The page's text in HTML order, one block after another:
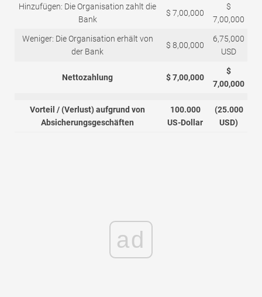
Hinzufügen: Die Organisation zahlt die
Bank
$ 7,00,000
$
7,00,000
Weniger: Die Organisation erhält von
der Bank
$ 8,00,000
6,75,000
USD
Nettozahlung $ 7,00,000
$
7,00,000
Vorteil / (Verlust) aufgrund von
Absicherungsgeschäften
100.000
US-Dollar
(25.000
USD)
ad